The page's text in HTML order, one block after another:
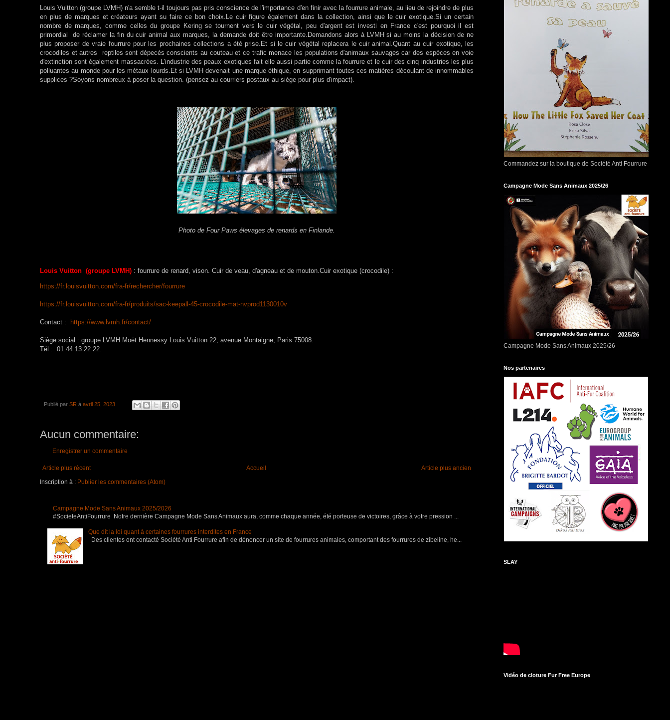
Louis Vuitton (groupe LVMH) n'a semble t-il toujours pas pris conscience de l'importance d'en finir avec la fourrure animale, au lieu de rejoindre de plus
en plus de marques et créateurs ayant su faire ce bon choix.Le cuir figure également dans la collection, ainsi que le cuir exotique.Si un certain
nombre de marques, comme celles du groupe Kering se tournent vers le cuir végétal, peu d'argent est investi en France c'est pourquoi il est
primordial de réclamer la fin du cuir animal aux marques, la demande doit être importante.Demandons alors à LVMH si au moins la décision de ne
plus proposer de vraie fourrure pour les prochaines collections a été prise.Et si le cuir végétal replacera le cuir animal.Quant au cuir exotique, les
crocodiles et autres reptiles sont dépecés conscients au couteau et ce trafic menace les populations d'animaux sauvages car des espèces en voie
d'extinction sont également massacrées. L'industrie des peaux exotiques fait elle aussi partie comme la fourrure et le cuir des cinq industries les plus
polluantes au monde pour les métaux lourds.Et si LVMH devenait une marque éthique, en supprimant toutes ces matières découlant de innommables
supplices ?Soyons nombreux à poser la question. (pensez au courriers postaux au siège pour plus d'impact).
Photo de Four Paws élevages de renards en Finlande.
Louis Vuitton (groupe LVMH) : fourrure de renard, vison. Cuir de veau, d'agneau et de mouton.Cuir exotique (crocodile) :
https://fr.louisvuitton.com/fra-fr/rechercher/fourrure
https://fr.louisvuitton.com/fra-fr/produits/sac-keepall-45-crocodile-mat-nvprod1130010v
Contact : https://www.lvmh.fr/contact/
Siège social : groupe LVMH Moët Hennessy Louis Vuitton 22, avenue Montaigne, Paris 75008.
Tél : 01 44 13 22 22.
Publié par SR à avril 25, 2023
Aucun commentaire:
Enregistrer un commentaire
Article plus récent Article plus ancien
Accueil
Inscription à : Publier les commentaires (Atom)
Campagne Mode Sans Animaux 2025/2026
#SocieteAntiFourrure Notre dernière Campagne Mode Sans Animaux aura, comme chaque année, été porteuse de victoires, grâce à votre pression ...
Que dit la loi quant à certaines fourrures interdites en France
Des clientes ont contacté Société Anti Fourrure afin de dénoncer un site de fourrures animales, comportant des fourrures de zibeline, he...
Commandez sur la boutique de Société Anti Fourrure
Campagne Mode Sans Animaux 2025/26
Campagne Mode Sans Animaux 2025/26
Nos partenaires
SLAY
Vidéo de cloture Fur Free Europe